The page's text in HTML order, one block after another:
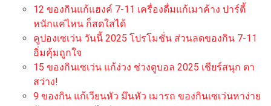
12 ของกินแก้แฮงค์ 7-11 เครื่องดื่มแก้เมาค้าง ปาร์ตี้
หนักแค่ไหน ก็สดใสได้
คูปองเซเว่น วันนี้ 2025 โปรโมชั่น ส่วนลดของกิน 7-11
อิ่มคุ้มถูกใจ
15 ของกินเซเว่น แก้ง่วง ช่วงดูบอล 2025 เชียร์สนุก ตา
สว่าง!
9 ของกิน แก้เวียนหัว มึนหัว เมารถ ของกินเซเว่นหาง่าย